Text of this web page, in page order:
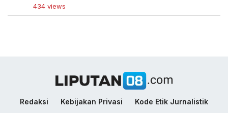
434 views
Redaksi Kebijakan Privasi Kode Etik Jurnalistik